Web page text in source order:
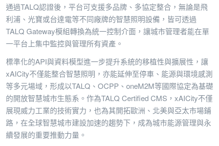
通過TALQ認證後，平台可支援多品牌、多協定整合，無論是飛
利浦、光寶或台達電等不同廠牌的智慧照明設備，皆可透過
TALQ Gateway模組轉換為統一控制介面，讓城市管理者能在單
一平台上集中監控與管理所有資產。
標準化的API與資料模型進一步提升系統的移植性與擴展性，讓
xAICity不僅能整合智慧照明，亦能延伸至停車、能源與環境感測
等多元場域，形成以TALQ、OCPP、oneM2M等國際協定為基礎
的開放智慧城市生態系。作為TALQ Certified CMS，xAICity不僅
展現威力工業的技術實力，也為其開拓歐洲、北美與亞太市場鋪
路，在全球智慧城市建設加速的趨勢下，成為城市能源管理與永
續發展的重要推動力量。